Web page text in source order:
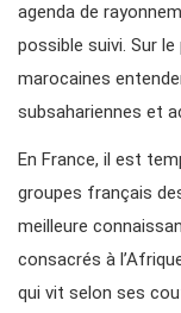
agenda de
possible suivi. Sur
marocaines
subsahariennes et
En France, il est
groupes français
meilleure
consacrés à
qui vit selon ses